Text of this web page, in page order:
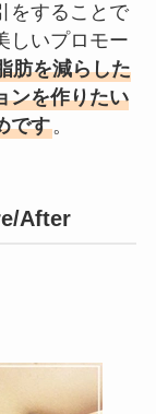
をすることで
しいプロモー
肪を減らした
ンを作りたい
です。
After